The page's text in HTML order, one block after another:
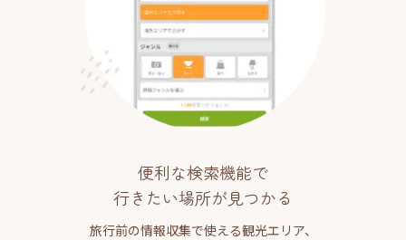
便利な検索機能で
行きたい場所が見つかる
旅行前の情報収集で使える観光エリア、